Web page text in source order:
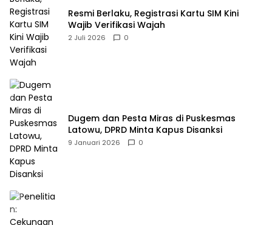
Resmi Berlaku, Registrasi Kartu SIM Kini
Wajib Verifikasi Wajah
2 Juli 2026 0
Dugem dan Pesta Miras di Puskesmas
Latowu, DPRD Minta Kapus Disanksi
9 Januari 2026 0